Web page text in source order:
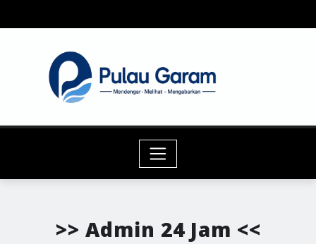
to
>> Admin 24 Jam <<